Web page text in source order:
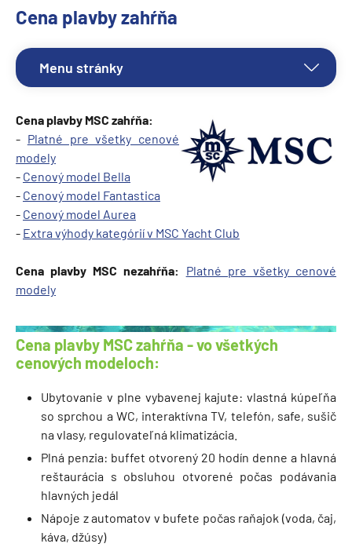
Cena plavby zahŕňa
Menu stránky
Cena plavby MSC zahŕňa:
- Platné pre všetky cenové
modely
- Cenový model Bella
- Cenový model Fantastica
- Cenový model Aurea
- Extra výhody kategórií v MSC Yacht Club
Cena plavby MSC nezahŕňa:
Platné pre všetky cenové
modely
Cena plavby MSC zahŕňa - vo všetkých
cenových modeloch:
Ubytovanie v plne vybavenej kajute: vlastná kúpeľňa
so sprchou a WC, interaktívna TV, telefón, safe, sušič
na vlasy, regulovateľná klimatizácia.
Plná penzia: buffet otvorený 20 hodín denne a hlavná
reštaurácia s obsluhou otvorené počas podávania
hlavných jedál
Nápoje z automatov v bufete počas raňajok (voda, čaj,
káva, džúsy)